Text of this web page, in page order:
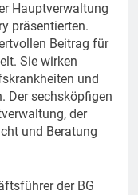
Hauptverwaltung
präsentierten.
Beitrag für
Sie wirken
und
Der sechsköpfigen
der
und Beratung
der BG